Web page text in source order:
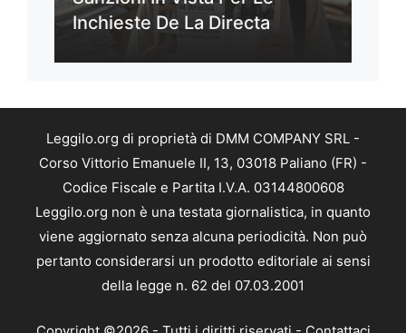
Inchieste De La Directa
Leggilo.org di proprietà di DMM COMPANY SRL -
Corso Vittorio Emanuele II, 13, 03018 Paliano (FR) -
Codice Fiscale e Partita I.V.A. 03144800608
Leggilo.org non è una testata giornalistica, in quanto
viene aggiornato senza alcuna periodicità. Non può
pertanto considerarsi un prodotto editoriale ai sensi
della legge n. 62 del 07.03.2001